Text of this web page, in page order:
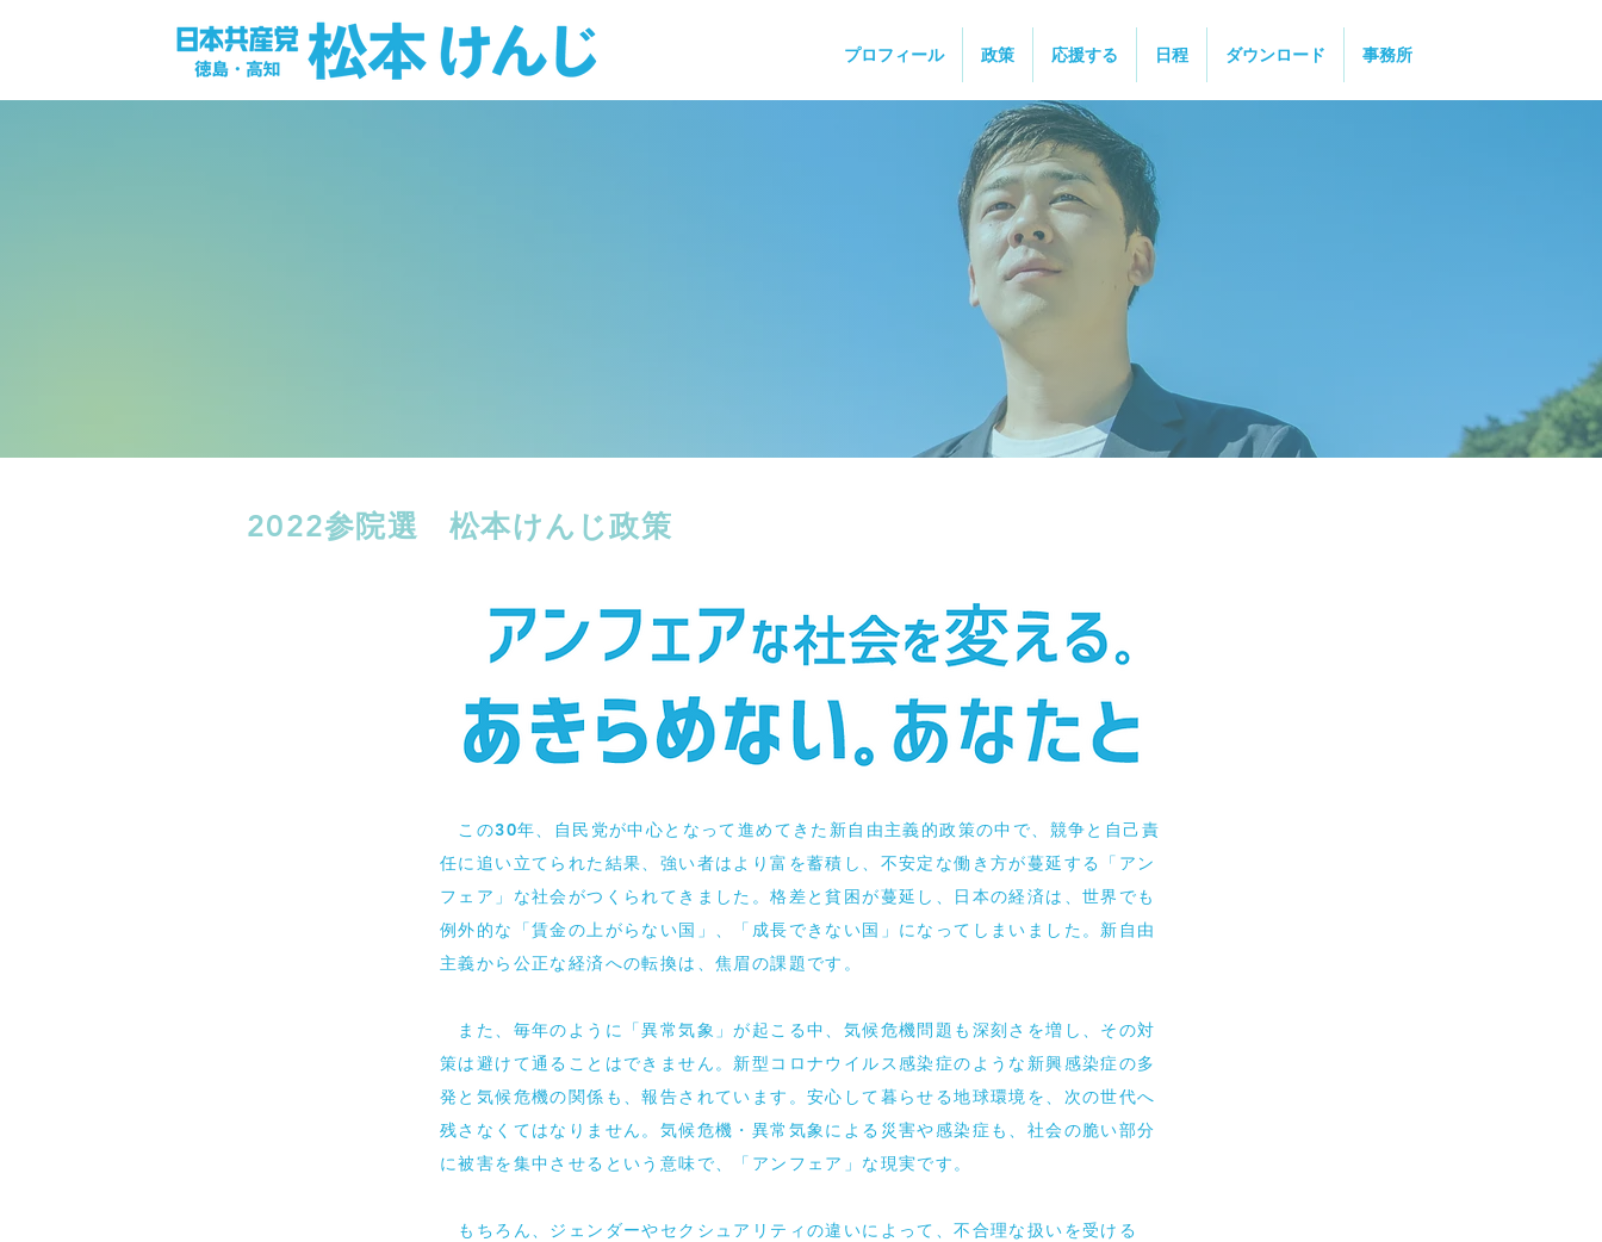
プロフィール 政策 応援する 日程 ダウンロード 事務所
2022参院選 松本けんじ政策
この30年、自民党が中心となって進めてきた新自由主義的政策の中で、競争と自己責
任に追い立てられた結果、強い者はより富を蓄積し、不安定な働き方が蔓延する「アン
フェア」な社会がつくられてきました。格差と貧困が蔓延し、日本の経済は、世界でも
例外的な「賃金の上がらない国」、「成長できない国」になってしまいました。新自由
主義から公正な経済への転換は、焦眉の課題です。
また、毎年のように「異常気象」が起こる中、気候危機問題も深刻さを増し、その対
策は避けて通ることはできません。新型コロナウイルス感染症のような新興感染症の多
発と気候危機の関係も、報告されています。安心して暮らせる地球環境を、次の世代へ
残さなくてはなりません。気候危機・異常気象による災害や感染症も、社会の脆い部分
に被害を集中させるという意味で、「アンフェア」な現実です。
もちろん、ジェンダーやセクシュアリティの違いによって、不合理な扱いを受ける